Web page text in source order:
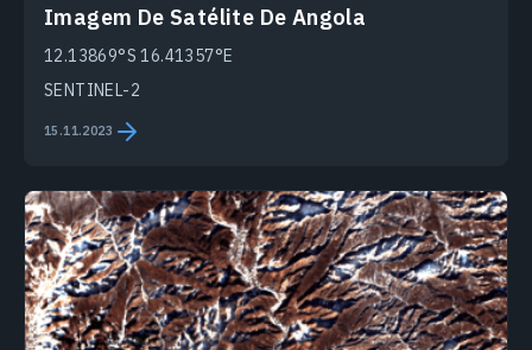
Imagem De Satélite De Angola
12.13869°S 16.41357°E
SENTINEL-2
15.11.2023